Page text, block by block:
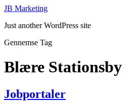
JB Marketing
Just another WordPress site
Gennemse Tag
Blære Stationsby
Jobportaler